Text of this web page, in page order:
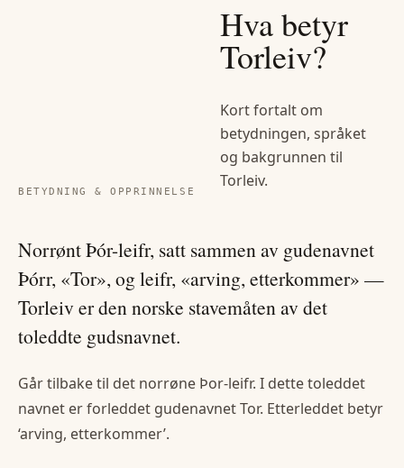
BETYDNING & OPPRINNELSE
Hva betyr
Torleiv?
Kort fortalt om
betydningen, språket
og bakgrunnen til
Torleiv.
Norrønt Þór-leifr, satt sammen av gudenavnet
Þórr, «Tor», og leifr, «arving, etterkommer» —
Torleiv er den norske stavemåten av det
toleddte gudsnavnet.
Går tilbake til det norrøne Þor-leifr. I dette toleddet
navnet er forleddet gudenavnet Tor. Etterleddet betyr
‘arving, etterkommer’.